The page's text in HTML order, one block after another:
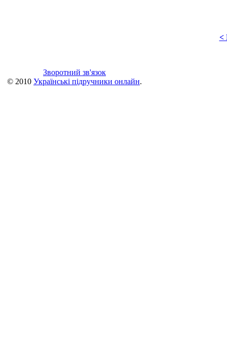
<
Зворотний зв'язок
© 2010 Українські підручники онлайн.